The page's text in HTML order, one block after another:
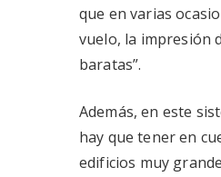
que en varias
vuelo, la impresión
baratas”.
Además, en este
hay que tener en
edificios muy